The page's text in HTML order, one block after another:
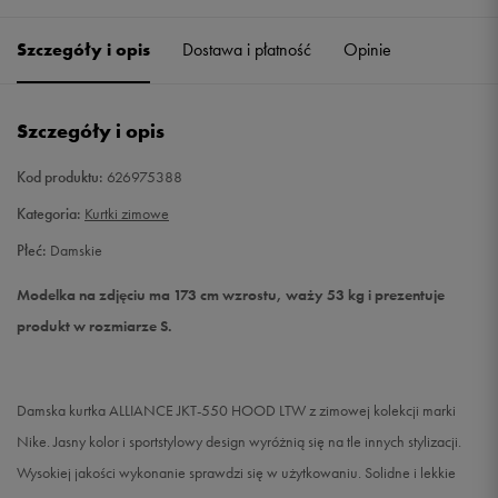
S Powiadom o dostępności
Szczegóły i opis Dostawa i płatność Opinie
Szczegóły i opis
Kod produktu: 626975388
Kategoria: Kurtki zimowe
Płeć: Damskie
Modelka na zdjęciu ma 173 cm wzrostu, waży 53 kg i prezentuje
produkt w rozmiarze S.
Damska kurtka ALLIANCE JKT-550 HOOD LTW z zimowej kolekcji marki
Nike. Jasny kolor i sportstylowy design wyróżnią się na tle innych stylizacji.
Wysokiej jakości wykonanie sprawdzi się w użytkowaniu. Solidne i lekkie